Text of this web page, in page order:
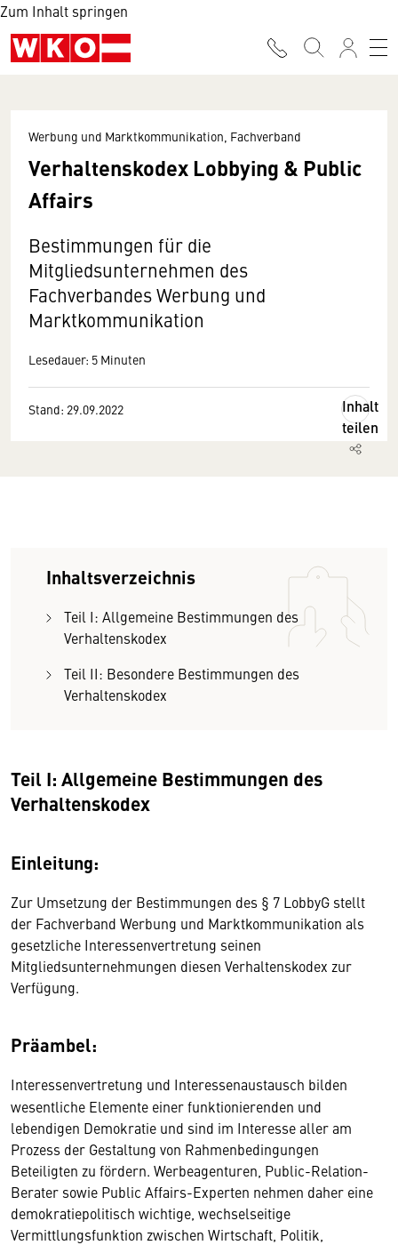
Zum Inhalt springen
Werbung und Marktkommunikation, Fachverband
Verhaltenskodex Lobbying & Public
Affairs
Bestimmungen für die
Mitgliedsunternehmen des
Fachverbandes Werbung und
Marktkommunikation
Lesedauer: 5 Minuten
Stand: 29.09.2022
Inhalt
teilen
Inhaltsverzeichnis
Teil I: Allgemeine Bestimmungen des
Verhaltenskodex
Teil II: Besondere Bestimmungen des
Verhaltenskodex
Teil I: Allgemeine Bestimmungen des
Verhaltenskodex
Einleitung:
Zur Umsetzung der Bestimmungen des § 7 LobbyG stellt
der Fachverband Werbung und Marktkommunikation als
gesetzliche Interessenvertretung seinen
Mitgliedsunternehmungen diesen Verhaltenskodex zur
Verfügung.
Präambel:
Interessenvertretung und Interessenaustausch bilden
wesentliche Elemente einer funktionierenden und
lebendigen Demokratie und sind im Interesse aller am
Prozess der Gestaltung von Rahmenbedingungen
Beteiligten zu fördern. Werbeagenturen, Public-Relation-
Berater sowie Public Affairs-Experten nehmen daher eine
demokratiepolitisch wichtige, wechselseitige
Vermittlungsfunktion zwischen Wirtschaft, Politik,